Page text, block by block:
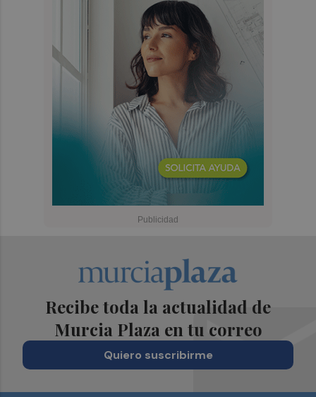
Recibe toda la actualidad de
Murcia Plaza en tu correo
Quiero suscribirme